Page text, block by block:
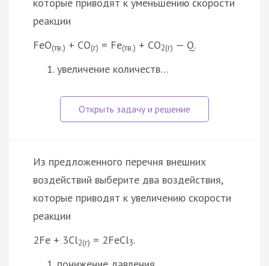
реакции
FeO(тв.) + CO(г) = Fe(тв.) + СО2(г) — Q.
увеличение количеств…
Из предложенного перечня внешних
воздействий выберите два воздействия,
которые приводят к увеличению скорости
реакции
2Fe + 3Cl2(г) = 2FeCl3.